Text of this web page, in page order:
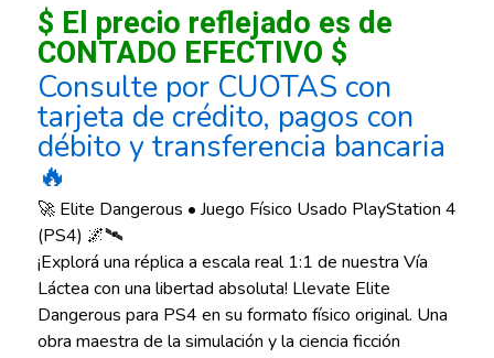
$ El precio reflejado es de
CONTADO EFECTIVO $
Consulte por CUOTAS con
tarjeta de crédito, pagos con
débito y transferencia bancaria
🔥
🚀 Elite Dangerous • Juego Físico Usado PlayStation 4
(PS4) 🌌🛰️
¡Explorá una réplica a escala real 1:1 de nuestra Vía
Láctea con una libertad absoluta! Llevate Elite
Dangerous para PS4 en su formato físico original. Una
obra maestra de la simulación y la ciencia ficción